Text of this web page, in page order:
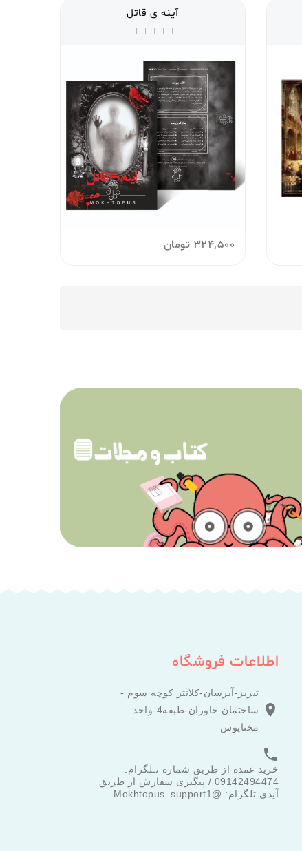
آینه ی قاتل
324,500 تومان
اطلاعات فروشگاه

تبریز-آبرسان-کلانتر کوچه سوم -
ساختمان خاوران-طبقه4-واحد
مختاپوس

خرید عمده از طریق شماره تـلگرام:
09142494474 / پیگیری سفارش از طریق
آیدی تلگرام: @Mokhtopus_support1